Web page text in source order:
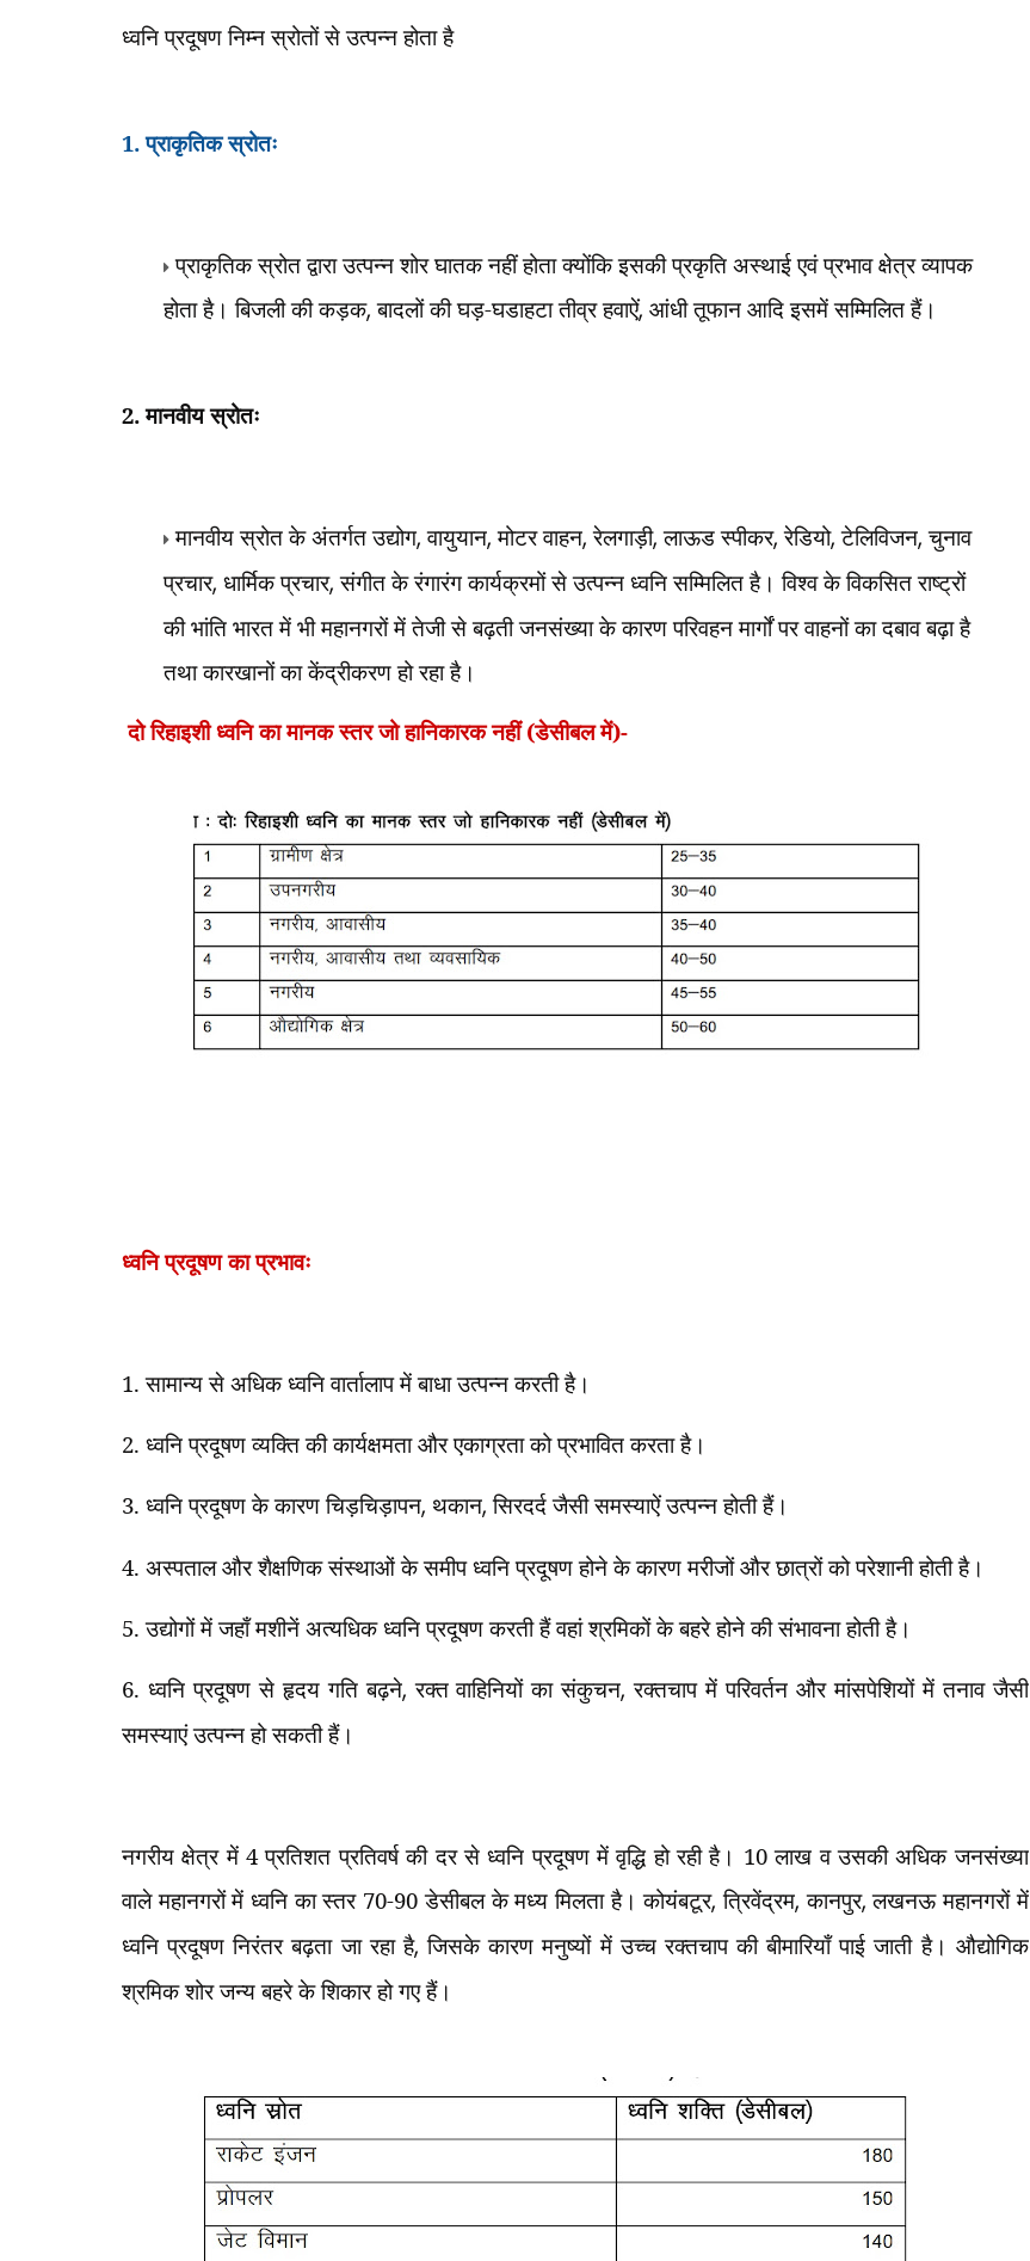
ध्वनि प्रदूषण निम्न स्रोतों से उत्पन्न होता है
1. प्राकृतिक स्रोतः
प्राकृतिक स्रोत द्वारा उत्पन्न शोर घातक नहीं होता क्योंकि इसकी प्रकृति अस्थाई एवं प्रभाव क्षेत्र व्यापक
होता है। बिजली की कड़क,बादलों की घड़-घडाहटा तीव्र हवाऐं, आंधी तूफान आदि इसमें सम्मिलित हैं।
2. मानवीय स्रोतः
मानवीय स्रोत के अंतर्गत उद्योग,वायुयान,मोटर वाहन,रेलगाड़ी,लाऊड स्पीकर,रेडियो,टेलिविजन,चुनाव
प्रचार, धार्मिक प्रचार,संगीत के रंगारंग कार्यक्रमों से उत्पन्न ध्वनि सम्मिलित है। विश्व के विकसित राष्ट्रों
की भांति भारत में भी महानगरों में तेजी से बढ़ती जनसंख्या के कारण परिवहन मार्गों पर वाहनों का दबाव बढ़ा है
तथा कारखानों का केंद्रीकरण हो रहा है।
दो रिहाइशी ध्वनि का मानक स्तर जो हानिकारक नहीं (डेसीबल में)-
ध्वनि प्रदूषण का प्रभावः
1. सामान्य से अधिक ध्वनि वार्तालाप में बाधा उत्पन्न करती है।
2. ध्वनि प्रदूषण व्यक्ति की कार्यक्षमता और एकाग्रता को प्रभावित करता है।
3. ध्वनि प्रदूषण के कारण चिड़चिड़ापन, थकान,सिरदर्द जैसी समस्याऐं उत्पन्न होती हैं।
4. अस्पताल और शैक्षणिक संस्थाओं के समीप ध्वनि प्रदूषण होने के कारण मरीजों और छात्रों को परेशानी होतीहै।
5. उद्योगों में जहाँ मशीनें अत्यधिक ध्वनि प्रदूषण करती हैं वहां श्रमिकों के बहरे होने की संभावना होती है।
6. ध्वनि प्रदूषण से हृदय गति बढ़ने,रक्त वाहिनियों का संकुचन,रक्तचाप में परिवर्तन और मांसपेशियों में तनाव जैसी
समस्याएं उत्पन्न हो सकती हैं।
नगरीय क्षेत्र में 4 प्रतिशत प्रतिवर्ष की दर से ध्वनि प्रदूषण में वृद्धि हो रही है। 10 लाख व उसकी अधिक जनसंख्या
वाले महानगरों में ध्वनि का स्तर 70-90 डेसीबल के मध्य मिलता है। कोयंबटूर,त्रिवेंद्रम,कानपुर,लखनऊ महानगरों में
ध्वनि प्रदूषण निरंतर बढ़ता जा रहा है,जिसके कारण मनुष्यों में उच्च रक्तचाप की बीमारियाँ पाई जाती है। औद्योगिक
श्रमिक शोर जन्य बहरे के शिकार हो गए हैं।